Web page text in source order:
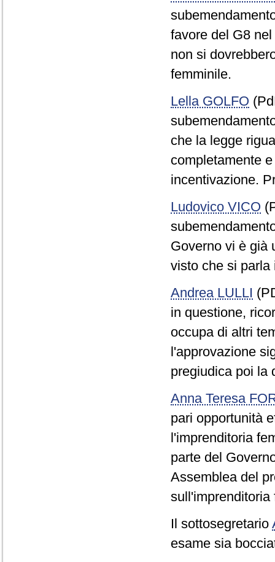
favore del G8
non si
femminile.
Lella GOLFO
che la legge
completamente
incentivazione.
Ludovico VICO
Governo vi è già
visto che si parla
Andrea LULLI
in questione,
occupa di altri
l'approvazione
pregiudica poi la
Anna Teresa
pari opportunità
l'imprenditoria
parte del
Assemblea del
Il sottosegretario
esame sia